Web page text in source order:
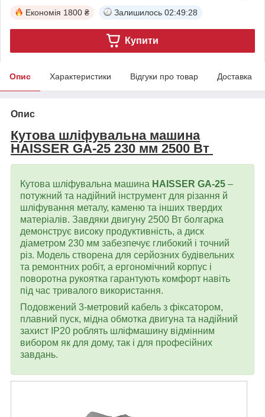
Економія 1800 ₴ Залишилось 02:49:27
Купити
Опис Характеристики Відгуки про товар Доставка
Опис
Кутова шліфувальна машина
HAISSER GA-25 230 мм 2500 Вт
Кутова шліфувальна машина HAISSER GA-25 –
потужний та надійний інструмент для різання й
шліфування металу, каменю та інших твердих
матеріалів. Завдяки двигуну 2500 Вт болгарка
демонструє високу продуктивність, а диск
діаметром 230 мм забезпечує глибокий і точний
різ. Модель створена для серйозних будівельних
та ремонтних робіт, а ергономічний корпус і
поворотна рукоятка гарантують комфорт навіть
під час тривалого використання.
Подовжений 3-метровий кабель з фіксатором,
плавний пуск, мідна обмотка двигуна та надійний
захист IP20 роблять шліфмашину відмінним
вибором як для дому, так і для професійних
завдань.